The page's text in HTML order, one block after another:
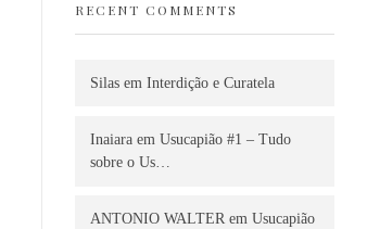
RECENT COMMENTS
Silas em Interdição e Curatela
Inaiara em Usucapião #1 – Tudo
sobre o Us…
ANTONIO WALTER em Usucapião